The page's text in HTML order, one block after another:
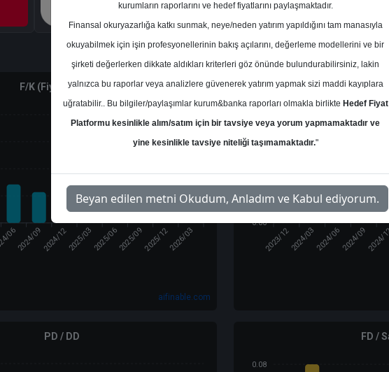
Çarpanlar
F/K (Fiyat/Kazanç)
062024/092024/122025/032025/062025/092025/122026/03
aifinable.com
FD /
0.50
0.00
2023/122024/032024/062024/09
PD / DD FD /
0.08
kurumların raporlarını ve hedef fiyatlarını paylaşmaktadır.
Finansal okuryazarlığa katkı sunmak, neye/neden yatırım yapıldığını tam manasıyla
okuyabilmek için işin profesyonellerinin bakış açılarını, değerleme modellerini ve bir
şirketi değerlerken dikkate aldıkları kriterleri göz önünde bulundurabilirsiniz, lakin
yalnızca bu raporlar veya analizlere güvenerek yatırım yapmak sizi maddi kayıplara
uğratabilir.. Bu bilgiler/paylaşımlar kurum&banka raporları olmakla birlikte Hedef Fiyat
Platformu kesinlikle alım/satım için bir tavsiye veya yorum yapmamaktadır ve
yine kesinlikle tavsiye niteliği taşımamaktadır."
Beyan edilen metni Okudum, Anladım ve Kabul ediyorum.